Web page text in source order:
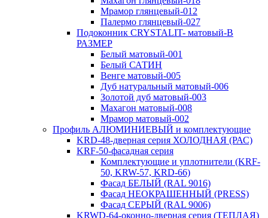
Мрамор глянцевый-012
Палермо глянцевый-027
Подоконник CRYSTALIT- матовый-В
РАЗМЕР
Белый матовый-001
Белый САТИН
Венге матовый-005
Дуб натуральный матовый-006
Золотой дуб матовый-003
Махагон матовый-008
Мрамор матовый-002
Профиль АЛЮМИНИЕВЫЙ и комплектующие
KRD-48-дверная серия ХОЛОДНАЯ (РАС)
KRF-50-фасадная серия
Комплектующие и уплотнители (KRF-
50, KRW-57, KRD-66)
Фасад БЕЛЫЙ (RAL 9016)
Фасад НЕОКРАШЕННЫЙ (PRESS)
Фасад СЕРЫЙ (RAL 9006)
KRWD-64-оконно-дверная серия (ТЕПЛАЯ)